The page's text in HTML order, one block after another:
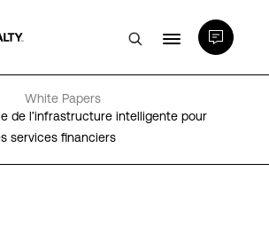
White Papers
de l’infrastructure intelligente pour
services financiers